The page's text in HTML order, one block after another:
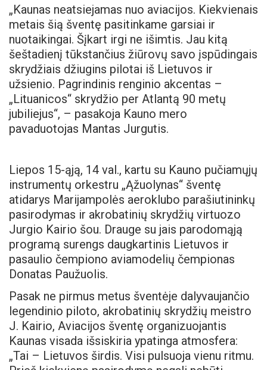
„Kaunas neatsiejamas nuo aviacijos. Kiekvienais
metais šią šventę pasitinkame garsiai ir
nuotaikingai. Šįkart irgi ne išimtis. Jau kitą
šeštadienį tūkstančius žiūrovų savo įspūdingais
skrydžiais džiugins pilotai iš Lietuvos ir
užsienio. Pagrindinis renginio akcentas –
„Lituanicos“ skrydžio per Atlantą 90 metų
jubiliejus“, – pasakoja Kauno mero
pavaduotojas Mantas Jurgutis.
Liepos 15-ąją, 14 val., kartu su Kauno pučiamųjų
instrumentų orkestru „Ąžuolynas“ šventę
atidarys Marijampolės aeroklubo parašiutininkų
pasirodymas ir akrobatinių skrydžių virtuozo
Jurgio Kairio šou. Drauge su jais parodomąją
programą surengs daugkartinis Lietuvos ir
pasaulio čempiono aviamodelių čempionas
Donatas Paužuolis.
Pasak ne pirmus metus šventėje dalyvaujančio
legendinio piloto, akrobatinių skrydžių meistro
J. Kairio, Aviacijos šventę organizuojantis
Kaunas visada išsiskiria ypatinga atmosfera:
„Tai – Lietuvos širdis. Visi pulsuoja vienu ritmu.